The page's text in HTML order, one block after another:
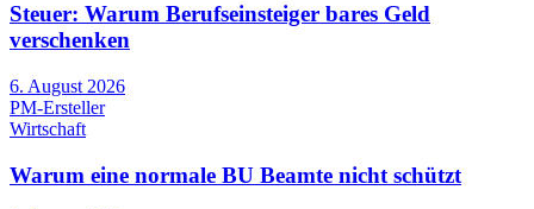
Steuer: Warum Berufseinsteiger bares Geld
verschenken
6. August 2026
PM-Ersteller
Wirtschaft
Warum eine normale BU Beamte nicht schützt